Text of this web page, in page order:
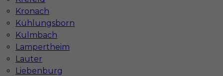
Kronach
Kühlungsborn
Kulmbach
Lampertheim
Lauter
Liebenburg
Kategoria Prace budowlane
Lokalizacja Niemcy
Wymagane języki
Stawka 13 - € / h